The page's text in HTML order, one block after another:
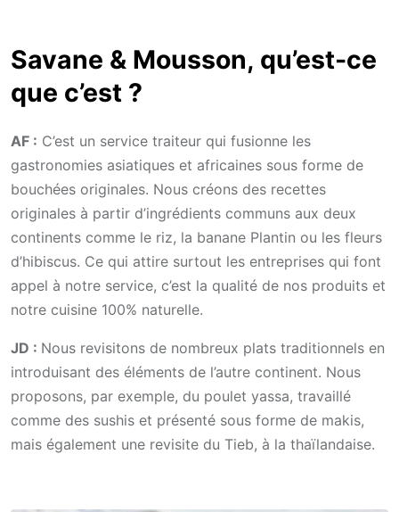
Savane & Mousson, qu’est-ce
que c’est ?
AF : C’est un service traiteur qui fusionne les
gastronomies asiatiques et africaines sous forme de
bouchées originales. Nous créons des recettes
originales à partir d’ingrédients communs aux deux
continents comme le riz, la banane Plantin ou les fleurs
d’hibiscus. Ce qui attire surtout les entreprises qui font
appel à notre service, c’est la qualité de nos produits et
notre cuisine 100% naturelle.
JD : Nous revisitons de nombreux plats traditionnels en
introduisant des éléments de l’autre continent. Nous
proposons, par exemple, du poulet yassa, travaillé
comme des sushis et présenté sous forme de makis,
mais également une revisite du Tieb, à la thaïlandaise.